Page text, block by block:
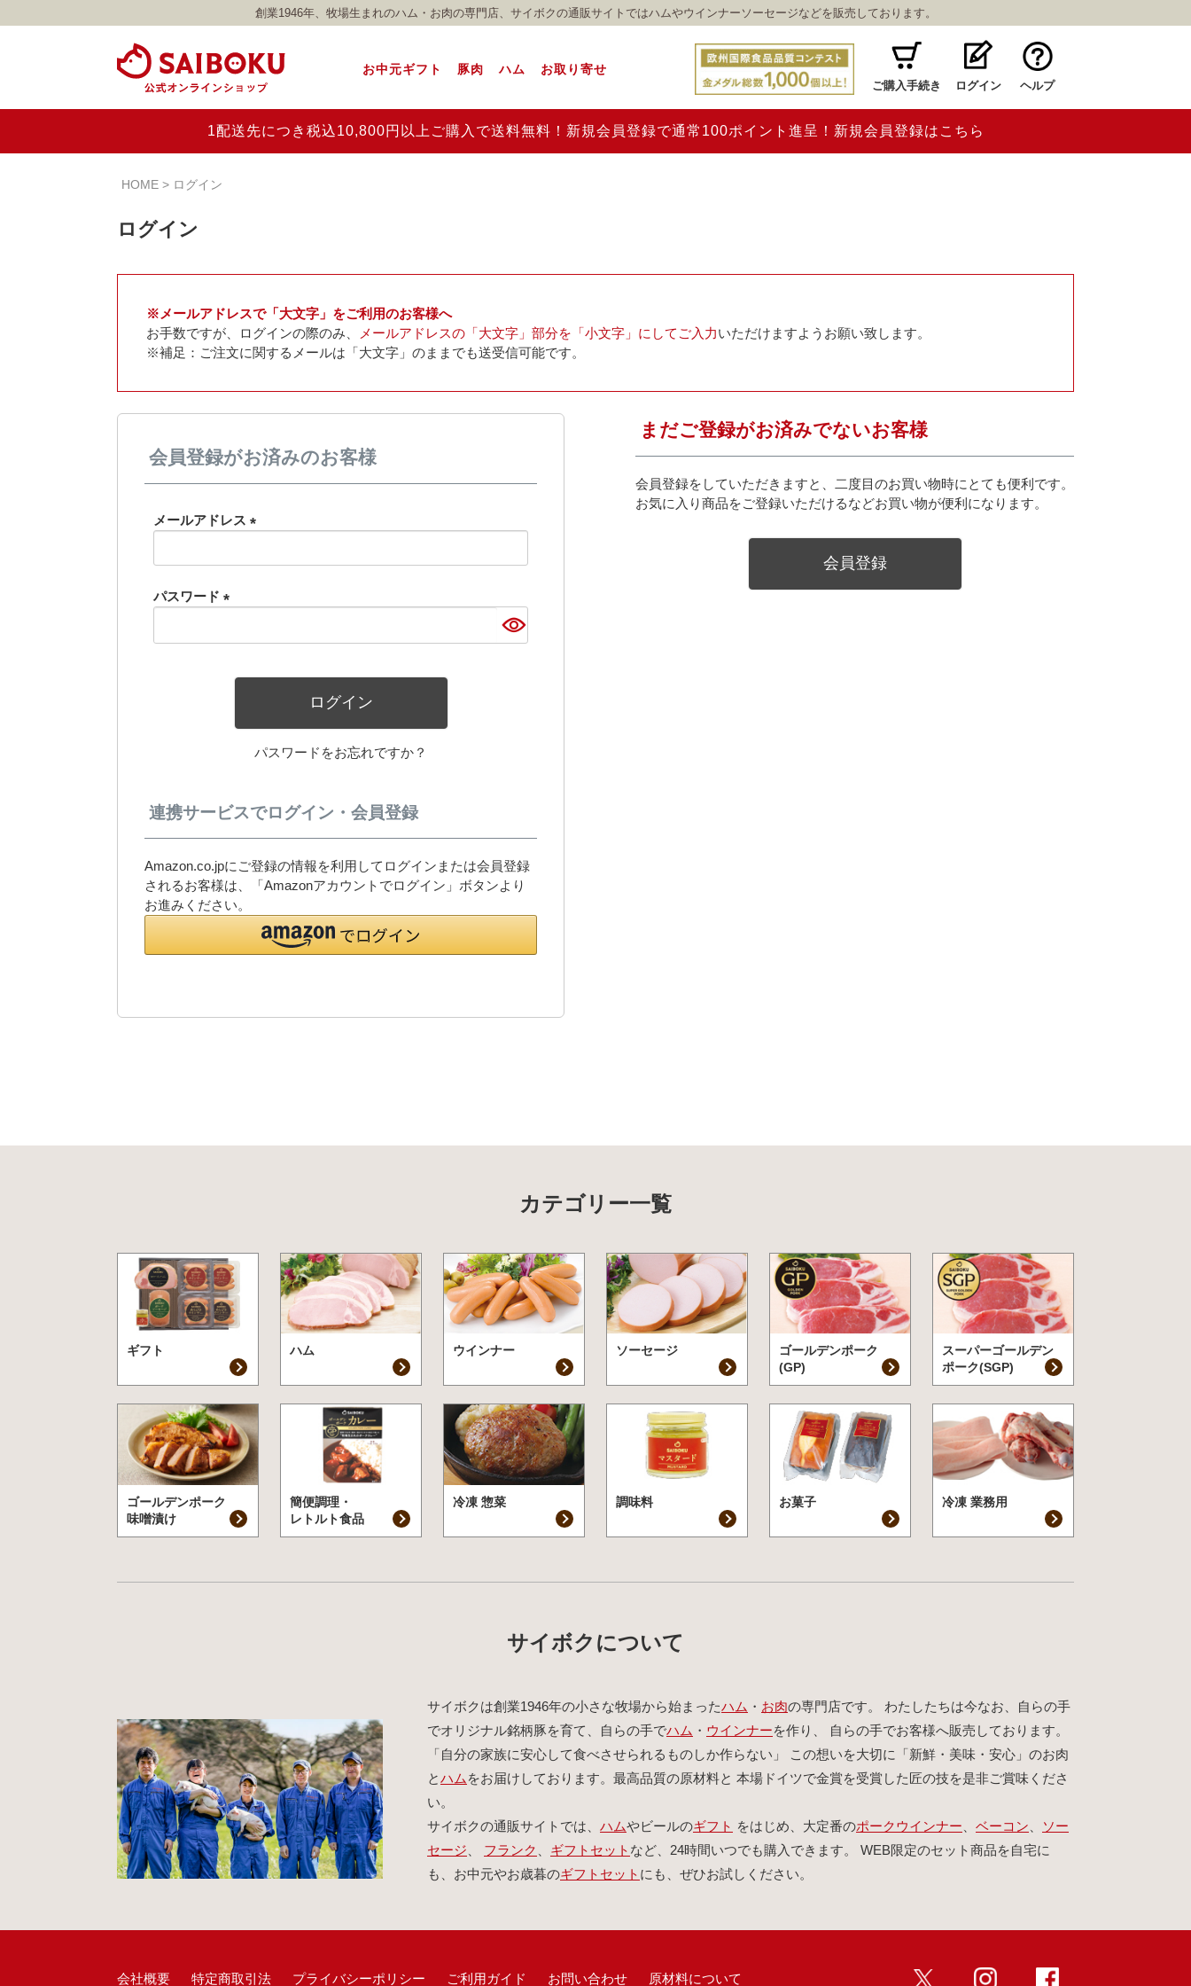
創業1946年、牧場生まれのハム・お肉の専門店、サイボクの通販サイトではハムやウインナーソーセージなどを販売しております。
お中元ギフト 豚肉 ハム お取り寄せ
ご購入手続き ログイン ヘルプ
1配送先につき税込10,800円以上ご購入で送料無料！新規会員登録で通常100ポイント進呈！新規会員登録はこちら
HOME ログイン
ログイン
※メールアドレスで「大文字」をご利用のお客様へ
お手数ですが、ログインの際のみ、
メールアドレスの「大文字」部分を「小文字」にしてご入力いただけますようお願い致します。
※補足：ご注文に関するメールは「大文字」のままでも送受信可能です。
会員登録がお済みのお客様
メールアドレス
須)
パスワード
須)
ログイン
パスワードをお忘れですか？
連携サービスでログイン・会員登録
Amazon.co.jpにご登録の情報を利用してログインまたは会員登録
されるお客様は、「Amazonアカウントでログイン」ボタンより
お進みください。
まだご登録がお済みでないお客様
会員登録をしていただきますと、二度目のお買い物時にとても便利です。
お気に入り商品をご登録いただけるなどお買い物が便利になります。
会員登録
カテゴリー一覧
ギフト ハム ウインナー ソーセージ
ゴールデンポーク
(GP)
スーパーゴールデン
ポーク(SGP)
ゴールデンポーク
味噌漬け
簡便調理・
レトルト食品
冷凍 惣菜 調味料 お菓子 冷凍 業務用
サイボクについて
サイボクは創業1946年の小さな牧場から始まったハム ・ お肉の専門店です。 わたしたちは今なお、自らの手
でオリジナル銘柄豚を育て、自らの手でハム ・ ウインナーを作り、 自らの手でお客様へ販売しております。
「自分の家族に安心して食べさせられるものしか作らない」 この想いを大切に「新鮮・美味・安心」のお肉
とハム をお届けしております。最高品質の原材料と 本場ドイツで金賞を受賞した匠の技を是非ご賞味くださ
い。
サイボクの通販サイトでは、 ハムやビールのギフト をはじめ、大定番のポークウインナー ベーコン
ソー
セージ
フランク ギフトセット など、24時間いつでも購入できます。 WEB限定のセット商品を自宅に
も、お中元やお歳暮のギフトセット にも、ぜひお試しください。
会社概要 特定商取引法 プライバシーポリシー ご利用ガイド お問い合わせ 原材料について
twitter インスタ